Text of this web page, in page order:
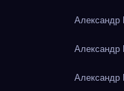
Александр
Александр
Александр